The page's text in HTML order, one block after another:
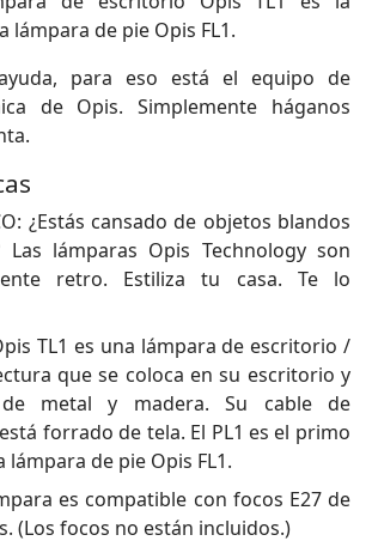
lámpara de pie Opis FL1.
para eso está el equipo de
de Opis. Simplemente háganos
¿Estás cansado de objetos blandos
Las lámparas Opis Technology son
retro. Estiliza tu casa. Te lo
TL1 es una lámpara de escritorio /
que se coloca en su escritorio y
metal y madera. Su cable de
forrado de tela. El PL1 es el primo
lámpara de pie Opis FL1.
es compatible con focos E27 de
(Los focos no están incluidos.)